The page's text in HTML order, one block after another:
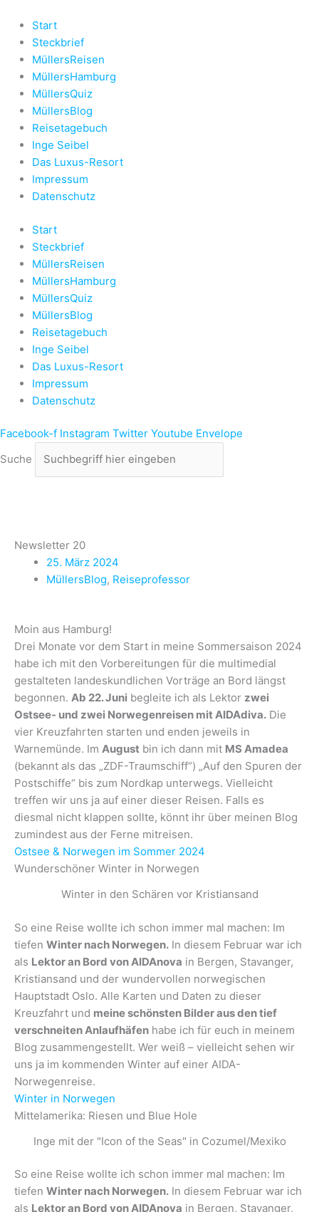
Inhalt
springen
Start
Steckbrief
MüllersReisen
MüllersHamburg
MüllersQuiz
MüllersBlog
Reisetagebuch
Inge Seibel
Das Luxus-Resort
Impressum
Datenschutz
Start
Steckbrief
MüllersReisen
MüllersHamburg
MüllersQuiz
MüllersBlog
Reisetagebuch
Inge Seibel
Das Luxus-Resort
Impressum
Datenschutz
Facebook-f Instagram Twitter Youtube Envelope
Suche
Newsletter 20
25. März 2024
MüllersBlog, Reiseprofessor
Moin aus Hamburg!
Drei Monate vor dem Start in meine Sommersaison 2024
habe ich mit den Vorbereitungen für die multimedial
gestalteten landeskundlichen Vorträge an Bord längst
begonnen. Ab 22. Juni begleite ich als Lektor zwei
Ostsee- und zwei Norwegenreisen mit AIDAdiva. Die
vier Kreuzfahrten starten und enden jeweils in
Warnemünde. Im August bin ich dann mit MS Amadea
(bekannt als das „ZDF-Traumschiff“) „Auf den Spuren der
Postschiffe“ bis zum Nordkap unterwegs. Vielleicht
treffen wir uns ja auf einer dieser Reisen. Falls es
diesmal nicht klappen sollte, könnt ihr über meinen Blog
zumindest aus der Ferne mitreisen.
Ostsee & Norwegen im Sommer 2024
Wunderschöner Winter in Norwegen
Winter in den Schären vor Kristiansand
So eine Reise wollte ich schon immer mal machen: Im
tiefen Winter nach Norwegen. In diesem Februar war ich
als Lektor an Bord von AIDAnova in Bergen, Stavanger,
Kristiansand und der wundervollen norwegischen
Hauptstadt Oslo. Alle Karten und Daten zu dieser
Kreuzfahrt und meine schönsten Bilder aus den tief
verschneiten Anlaufhäfen habe ich für euch in meinem
Blog zusammengestellt. Wer weiß – vielleicht sehen wir
uns ja im kommenden Winter auf einer AIDA-
Norwegenreise.
Winter in Norwegen
Mittelamerika: Riesen und Blue Hole
Inge mit der "Icon of the Seas" in Cozumel/Mexiko
So eine Reise wollte ich schon immer mal machen: Im
tiefen Winter nach Norwegen. In diesem Februar war ich
als Lektor an Bord von AIDAnova in Bergen, Stavanger,